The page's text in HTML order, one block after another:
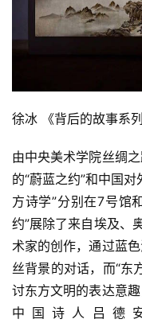
徐冰 《背后的故事系
由中央美术学院丝绸
的“蔚蓝之约”和中国
方诗学”分别在7号馆
约”展除了来自埃及、
术家的创作，通过蓝
丝背景的对话，而“东
讨东方文明的表达意
中国诗人吕德